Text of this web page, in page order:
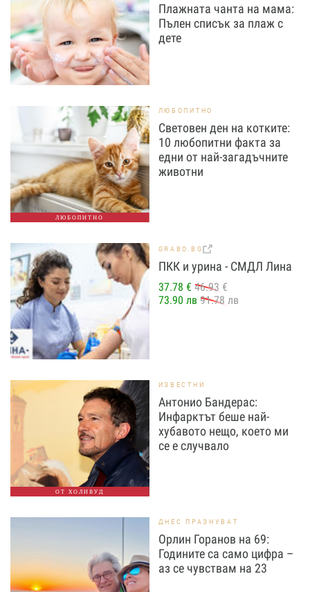
Плажната чанта на мама:
Пълен списък за плаж с
дете
ЛЮБОПИТНО
ЛЮБОПИТНО
Световен ден на котките:
10 любопитни факта за
едни от най-загадъчните
животни
GRABO.BG
ПКК и урина - СМДЛ Лина
37.78 € 46.93 €
73.90 лв 91.78 лв
ОТ ХОЛИВУД
ИЗВЕСТНИ
Антонио Бандерас:
Инфарктът беше най-
хубавото нещо, което ми
се е случвало
ДНЕС ПРАЗНУВАТ
Орлин Горанов на 69:
Годините са само цифра –
аз се чувствам на 23